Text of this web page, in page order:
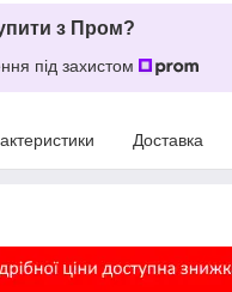
з Пром?
під захистом
Доставка